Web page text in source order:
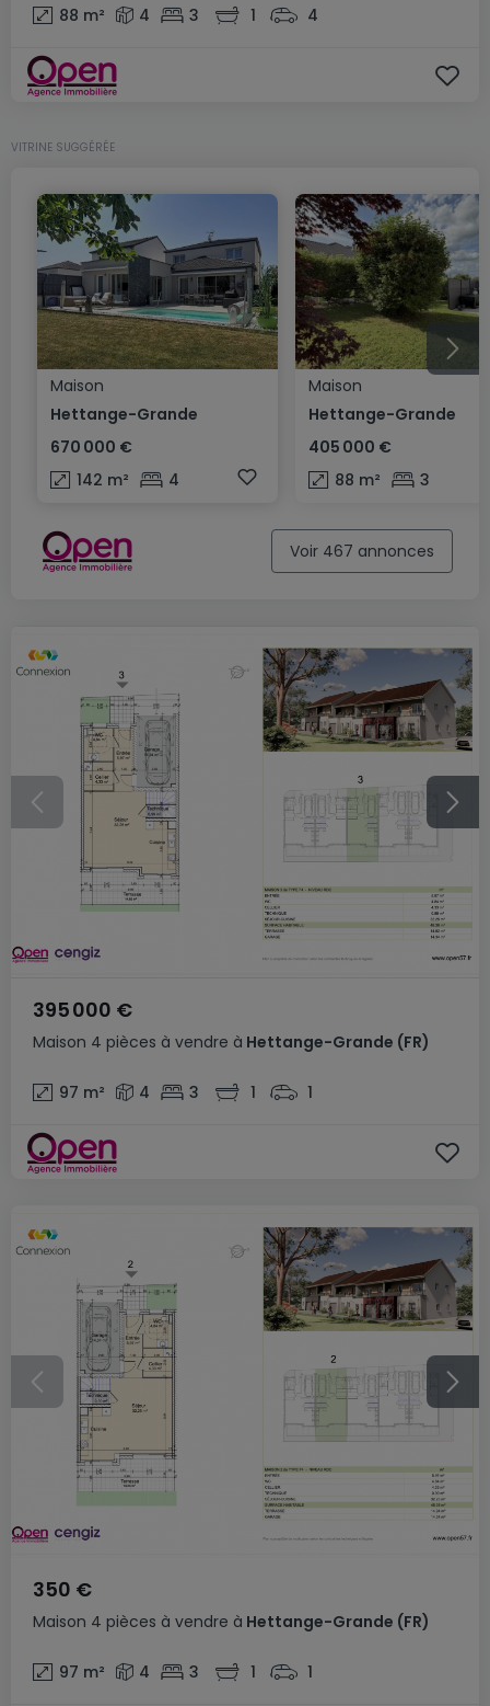
88 m² 4 3 1 4
VITRINE SUGGÉRÉE
Maison
Hettange-Grande
670 000 €
142 m² 4
Maison
Hettange-Grande
405 000 €
88 m² 3
Voir 467 annonces
Maison 4 pièces à vendre à Hettange-Grande (FR)
395 000 €
97 m² 4 3 1 1
Maison 4 pièces à vendre à Hettange-Grande (FR)
350 €
97 m² 4 3 1 1